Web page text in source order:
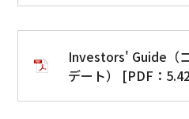
Investors' Guide（
デート） [PDF：